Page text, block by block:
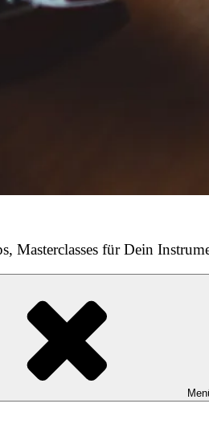
Masterclasses für Dein